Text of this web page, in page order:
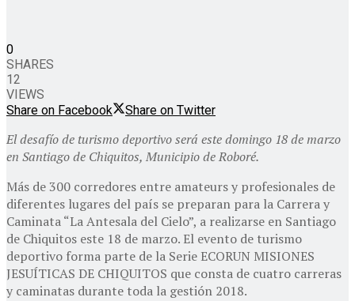
0
SHARES
12
VIEWS
Share on Facebook
Share on Twitter
El desafío de turismo deportivo será este domingo 18 de marzo
en Santiago de Chiquitos, Municipio de Roboré.
Más de 300 corredores entre amateurs y profesionales de
diferentes lugares del país se preparan para la Carrera y
Caminata “La Antesala del Cielo”, a realizarse en Santiago
de Chiquitos este 18 de marzo. El evento de turismo
deportivo forma parte de la Serie ECORUN MISIONES
JESUÍTICAS DE CHIQUITOS que consta de cuatro carreras
y caminatas durante toda la gestión 2018.